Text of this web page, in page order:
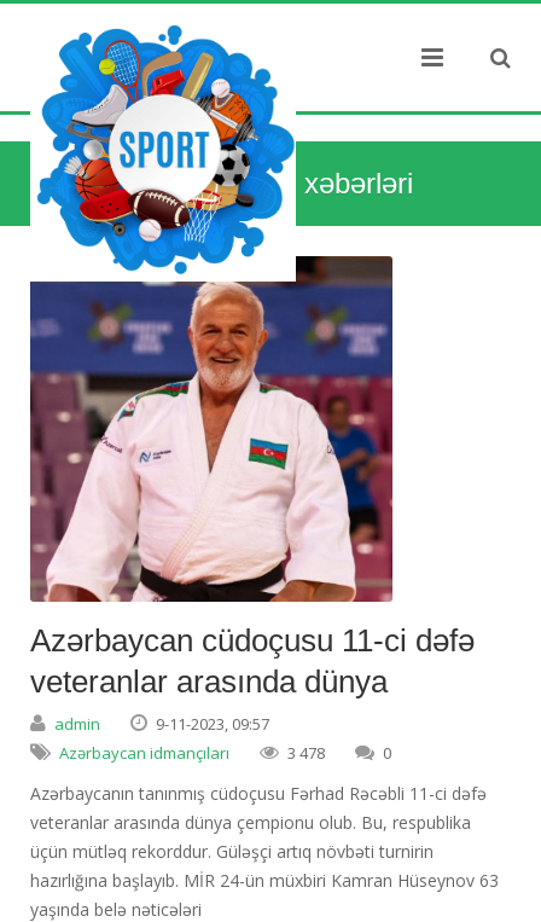
Dünya idman xəbərləri
Azərbaycan cüdoçusu 11-ci dəfə
veteranlar arasında dünya
admin
9-11-2023, 09:57
Azərbaycan idmançıları
3 478 0
Azərbaycanın tanınmış cüdoçusu Fərhad Rəcəbli 11-ci dəfə
veteranlar arasında dünya çempionu olub. Bu, respublika
üçün mütləq rekorddur. Güləşçi artıq növbəti turnirin
hazırlığına başlayıb. MİR 24-ün müxbiri Kamran Hüseynov 63
yaşında belə nəticələri